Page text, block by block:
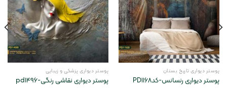
پوستر دیواری تاریخ بستان
پوستر دیواری رنسانس-کدPD1168
پوستر دیواری پزشکی و زیبایی
پوستر دیواری نقاشی رنگی-pd1496